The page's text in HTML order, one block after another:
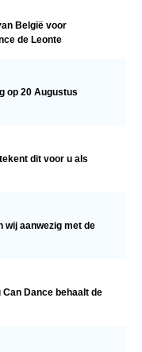
België voor
de Leonte
op 20 Augustus
dit voor u als
wij aanwezig met de
Dance behaalt de